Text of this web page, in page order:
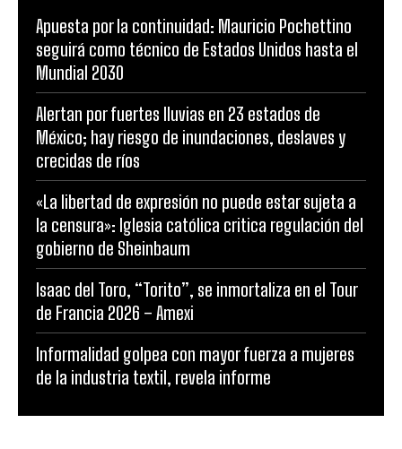
Apuesta por la continuidad: Mauricio Pochettino
seguirá como técnico de Estados Unidos hasta el
Mundial 2030
Alertan por fuertes lluvias en 23 estados de
México; hay riesgo de inundaciones, deslaves y
crecidas de ríos
«La libertad de expresión no puede estar sujeta a
la censura»: Iglesia católica critica regulación del
gobierno de Sheinbaum
Isaac del Toro, “Torito”, se inmortaliza en el Tour
de Francia 2026 – Amexi
Informalidad golpea con mayor fuerza a mujeres
de la industria textil, revela informe